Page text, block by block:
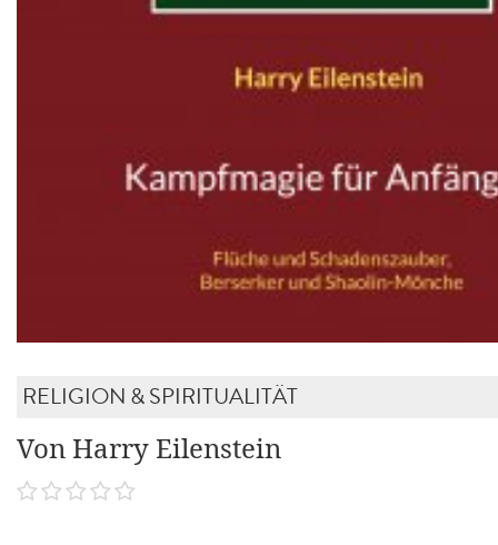
RELIGION & SPIRITUALITÄT
Von Harry Eilenstein